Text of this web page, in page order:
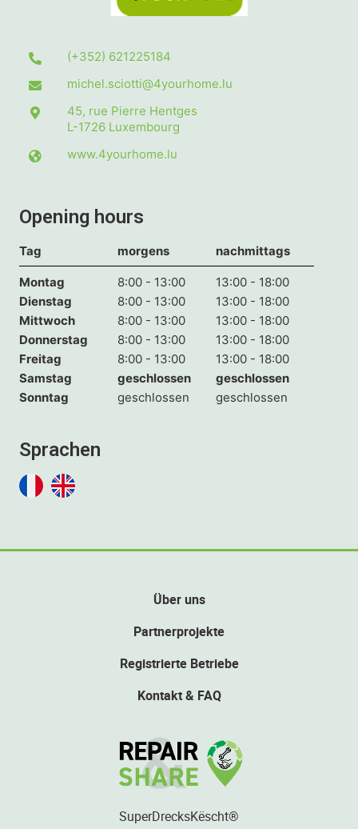
(+352) 621225184
michel.sciotti@4yourhome.lu
45, rue Pierre Hentges
L-1726 Luxembourg
www.4yourhome.lu
Opening hours
Tag morgens nachmittags
Montag 8:00 - 13:00
13:00 - 18:00
Dienstag
8:00 - 13:00
13:00 - 18:00
Mittwoch
8:00 - 13:00
13:00 - 18:00
Donnerstag
8:00 - 13:00
13:00 - 18:00
Freitag
8:00 - 13:00
13:00 - 18:00
Samstag
geschlossen
geschlossen
Sonntag
geschlossen geschlossen
Sprachen
Über uns
Partnerprojekte
Registrierte Betriebe
Kontakt & FAQ
SuperDrecksKëscht®